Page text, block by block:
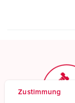
Zustimmung